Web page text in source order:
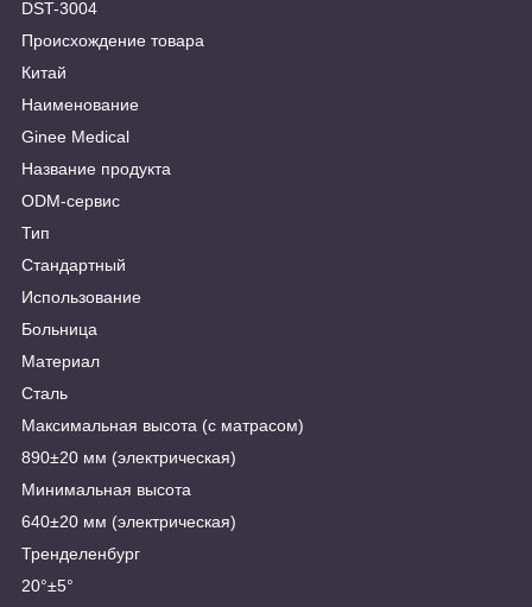
DST-3004
Происхождение товара
Китай
Наименование
Ginee Medical
Название продукта
ODM-сервис
Тип
Стандартный
Использование
Больница
Материал
Сталь
Максимальная высота (с матрасом)
890±20 мм (электрическая)
Минимальная высота
640±20 мм (электрическая)
Тренделенбург
20°±5°